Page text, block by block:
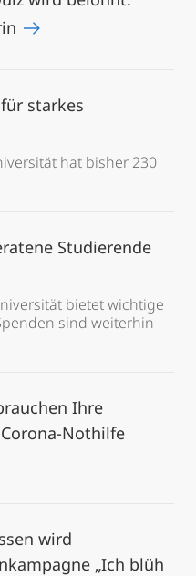
starkes
hat bisher 230
Studierende
bietet wichtige
sind weiterhin
Ihre
Nothilfe
wird
„Ich blüh